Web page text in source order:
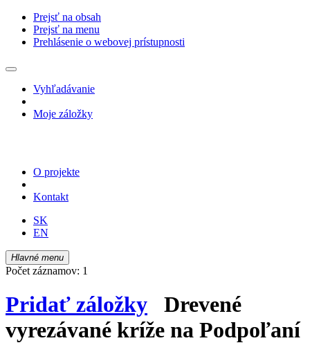
Prejsť na obsah
Prejsť na menu
Prehlásenie o webovej prístupnosti
Vyhľadávanie
Moje záložky
O projekte
Kontakt
SK
EN
Hlavné menu
Počet záznamov: 1
Pridať záložky Drevené
vyrezávané kríže na Podpoľaní